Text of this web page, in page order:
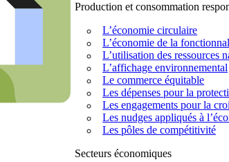
Production et consommation
L’économie circulaire
L’économie de la
L’utilisation des ressources
L’affichage environnemental
Le commerce équitable
Les dépenses pour la
Les engagements pour la
Les nudges appliqués à
Les pôles de compétitivité
Secteurs économiques